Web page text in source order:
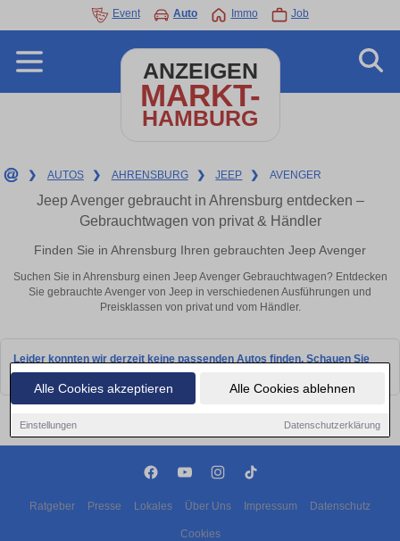
Alle Cookies akzeptieren Alle Cookies ablehnen
Einstellungen Datenschutzerklärung
Event Auto Immo Job
ANZEIGEN
MARKT-
HAMBURG
❯ AUTOS ❯ AHRENSBURG ❯ JEEP ❯ AVENGER
Jeep Avenger gebraucht in Ahrensburg entdecken –
Gebrauchtwagen von privat & Händler
Finden Sie in Ahrensburg Ihren gebrauchten Jeep Avenger
Suchen Sie in Ahrensburg einen Jeep Avenger Gebrauchtwagen? Entdecken
Sie gebrauchte Avenger von Jeep in verschiedenen Ausführungen und
Preisklassen von privat und vom Händler.
Leider konnten wir derzeit keine passenden Autos finden. Schauen Sie
bald wieder vorbei!
Ratgeber Presse Lokales Über Uns Impressum Datenschutz
Cookies